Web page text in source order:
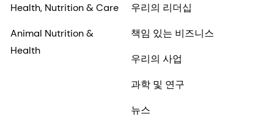
Health, Nutrition & Care
Animal Nutrition &
Health
우리의 리더십
책임 있는 비즈니스
우리의 사업
과학 및 연구
뉴스